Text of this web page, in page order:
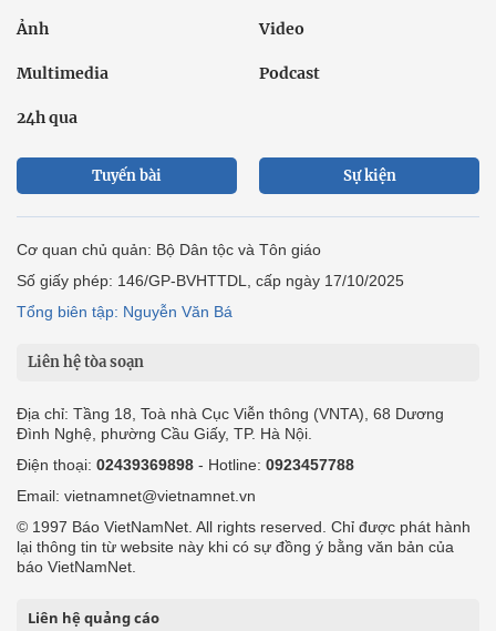
Ảnh Video
Multimedia Podcast
24h qua
Tuyến bài Sự kiện
Cơ quan chủ quản: Bộ Dân tộc và Tôn giáo
Số giấy phép: 146/GP-BVHTTDL, cấp ngày 17/10/2025
Tổng biên tập: Nguyễn Văn Bá
Liên hệ tòa soạn
Địa chỉ: Tầng 18, Toà nhà Cục Viễn thông (VNTA), 68 Dương
Đình Nghệ, phường Cầu Giấy, TP. Hà Nội.
Điện thoại: 02439369898 - Hotline: 0923457788
Email: vietnamnet@vietnamnet.vn
© 1997 Báo VietNamNet. All rights reserved. Chỉ được phát hành
lại thông tin từ website này khi có sự đồng ý bằng văn bản của
báo VietNamNet.
Liên hệ quảng cáo